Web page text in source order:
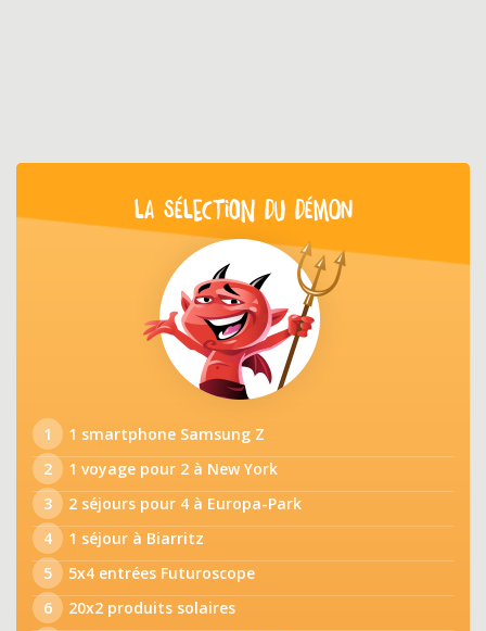
LA SÉLECTION DU DÉMON
1
1 smartphone Samsung Z
2
1 voyage pour 2 à New York
3
2 séjours pour 4 à Europa-Park
4
1 séjour à Biarritz
5
5x4 entrées Futuroscope
6
20x2 produits solaires